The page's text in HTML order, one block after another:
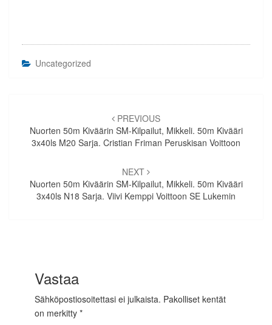
Uncategorized
selaus
PREVIOUS
Nuorten 50m Kiväärin SM-Kilpailut, Mikkeli. 50m Kivääri
3x40ls M20 Sarja. Cristian Friman Peruskisan Voittoon
NEXT
Nuorten 50m Kiväärin SM-Kilpailut, Mikkeli. 50m Kivääri
3x40ls N18 Sarja. Viivi Kemppi Voittoon SE Lukemin
Vastaa
Sähköpostiosoitettasi ei julkaista. Pakolliset kentät
on merkitty *